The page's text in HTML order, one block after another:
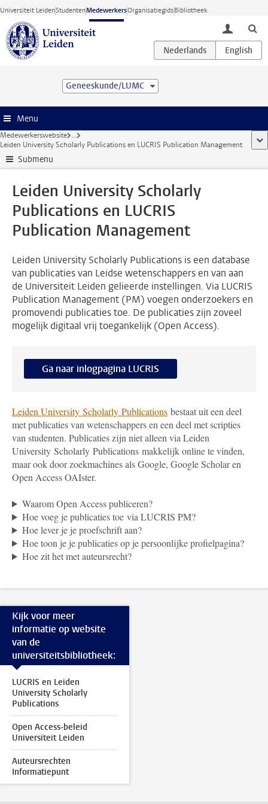
Ga direct naar de inhoud
Universiteit LeidenStudentenMedewerkersOrganisatiegidsBibliotheek
toggle
Geneeskunde/LUMC
Menu
Medewerkerswebsite ...
Leiden University Scholarly Publications en LUCRIS Publication Management
Submenu
Leiden University Scholarly
Publications en LUCRIS
Publication Management
Leiden University Scholarly Publications is een database
van publicaties van Leidse wetenschappers en van aan
de Universiteit Leiden gelieerde instellingen. Via LUCRIS
Publication Management (PM) voegen onderzoekers en
promovendi publicaties toe. De publicaties zijn zoveel
mogelijk digitaal vrij toegankelijk (Open Access).
Ga naar inlogpagina LUCRIS
Leiden University Scholarly Publications bestaat uit een deel
met publicaties van wetenschappers en een deel met scripties
van studenten. Publicaties zijn niet alleen via Leiden
University Scholarly Publications makkelijk online te vinden,
maar ook door zoekmachines als Google, Google Scholar en
Open Access OAIster.
Waarom Open Access publiceren?
Hoe voeg je publicaties toe via LUCRIS PM?
Hoe lever je je proefschrift aan?
Hoe toon je je publicaties op je persoonlijke profielpagina?
Hoe zit het met auteursrecht?
Kijk voor meer
informatie op website
van de
universiteitsbibliotheek:
LUCRIS en Leiden
University Scholarly
Publications
Open Access-beleid
Universiteit Leiden
Auteursrechten
Informatiepunt